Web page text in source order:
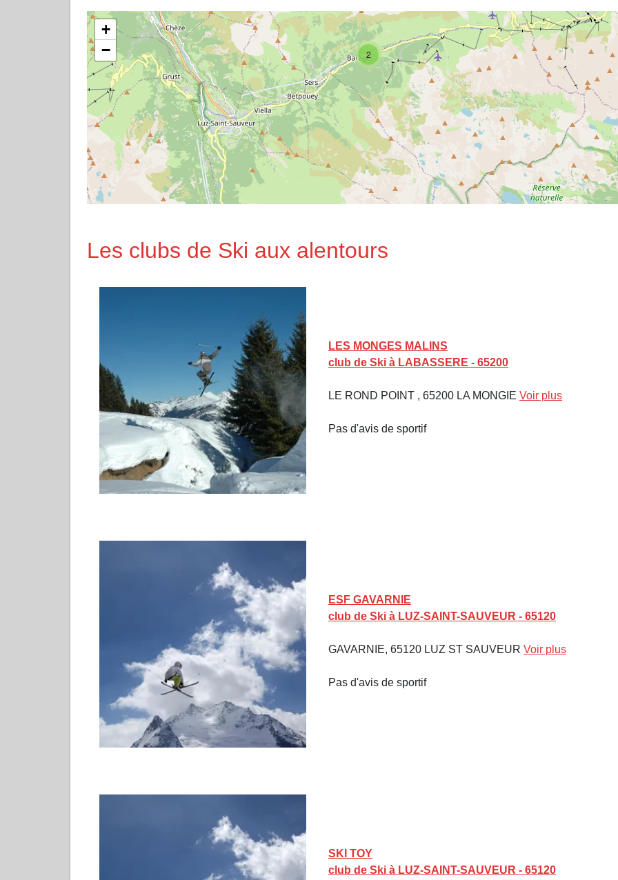
2
+
−
Les clubs de Ski aux alentours
LES MONGES MALINS
club de Ski à LABASSERE - 65200
LE ROND POINT , 65200 LA MONGIE Voir plus
Pas d'avis de sportif
ESF GAVARNIE
club de Ski à LUZ-SAINT-SAUVEUR - 65120
GAVARNIE, 65120 LUZ ST SAUVEUR Voir plus
Pas d'avis de sportif
SKI TOY
club de Ski à LUZ-SAINT-SAUVEUR - 65120